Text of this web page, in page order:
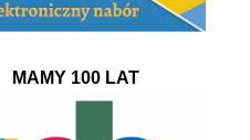
MAMY 100 LAT